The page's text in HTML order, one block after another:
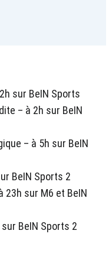
sur BeIN Sports
– à 2h sur BeIN
– à 5h sur BeIN
BeIN Sports 2
23h sur M6 et BeIN
BeIN Sports 2